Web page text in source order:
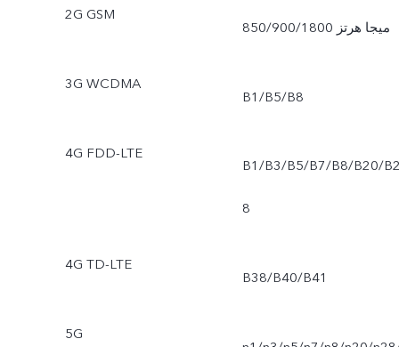
2G GSM
850/900/1800 ميجا هرتز
3G WCDMA
B1/B5/B8
4G FDD-LTE
B1/B3/B5/B7/B8/B20/
8
4G TD-LTE
B38/B40/B41
5G